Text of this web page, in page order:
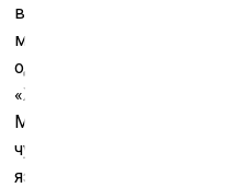
выборе и осознанной
медиуму – живописному. В
одновременно с
«Живопись минус» в ЦТИ
Маратом Гельманом.
чувственном,
языке, этот парадокс и